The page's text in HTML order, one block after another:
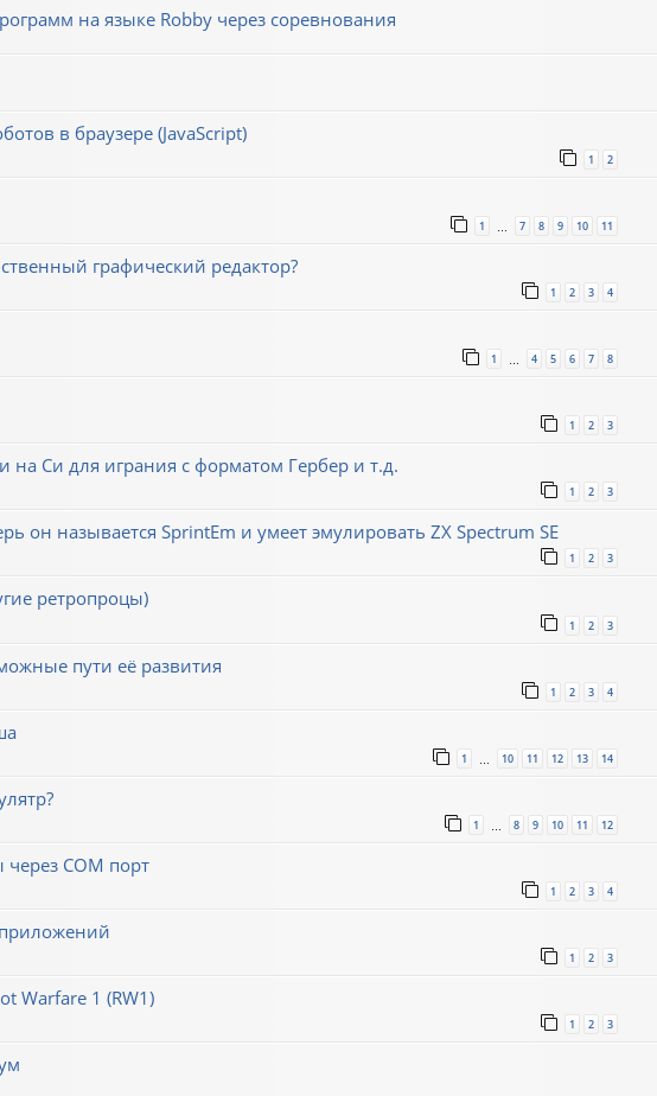
на языке Robby через соревнования
в браузере (JavaScript)
1 2
1 7 8 9 10 11
графический редактор?
1 2 3 4
1 … 4 5 6 7 8
1 2 3
на Си для играния с форматом Гербер и т.д.
1 2 3
он называется SprintEm и умеет эмулировать ZX Spectrum SE
1 2 3
ретропроцы)
1 2 3
пути её развития
1 2 3 4
1 10 11 12 13 14
1 8 9 10 11 12
COM порт
1 2 3 4
1 2 3
Warfare 1 (RW1)
1 2 3